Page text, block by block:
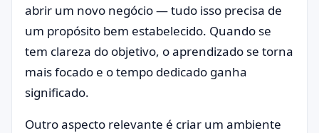
abrir um novo negócio — tudo isso precisa de
um propósito bem estabelecido. Quando se
tem clareza do objetivo, o aprendizado se torna
mais focado e o tempo dedicado ganha
significado.
Outro aspecto relevante é criar um ambiente